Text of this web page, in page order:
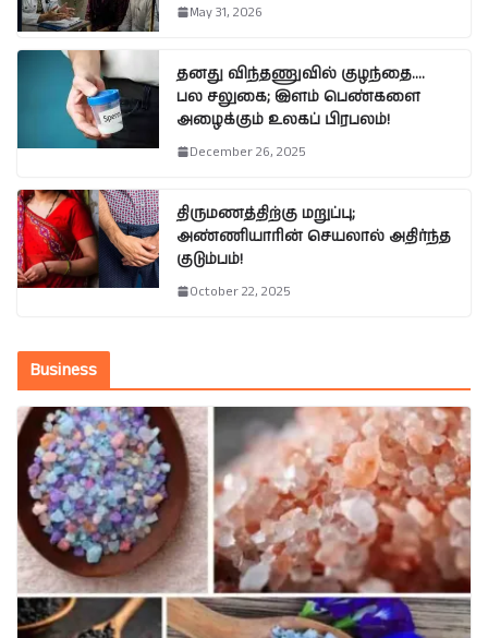
May 31, 2026
தனது விந்தணுவில் குழந்தை….
பல சலுகை; இளம் பெண்களை
அழைக்கும் உலகப் பிரபலம்!
December 26, 2025
திருமணத்திற்கு மறுப்பு;
அண்ணியாரின் செயலால் அதிர்ந்த
குடும்பம்!
October 22, 2025
Business